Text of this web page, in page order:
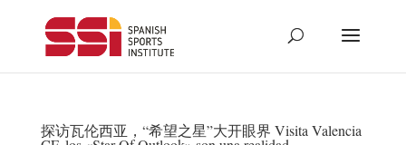
探访瓦伦西亚，“希望之星”大开眼界 Visita Valencia